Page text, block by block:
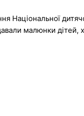
Національної
малюнки